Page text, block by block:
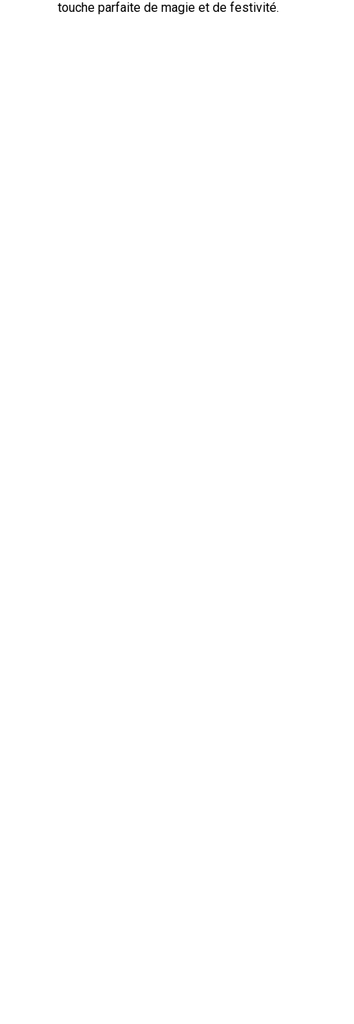
touche parfaite de magie et de festivité.